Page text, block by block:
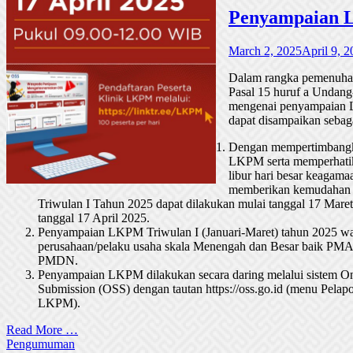
Penyampaian
March 2, 2025April 9,
Dalam rangka
Pasal 15 huruf a
mengenai
dapat disampaikan
Dengan
LKPM serta
libur hari besar
memberikan
Triwulan I Tahun 2025 dapat dilakukan mulai tanggal 17
tanggal 17 April 2025.
Penyampaian LKPM Triwulan I (Januari-Maret) tahun 2025
perusahaan/pelaku usaha skala Menengah dan Besar baik
PMDN.
Penyampaian LKPM dilakukan secara daring melalui sistem
Submission (OSS) dengan tautan https://oss.go.id (menu
LKPM).
Read More …
Pengumuman